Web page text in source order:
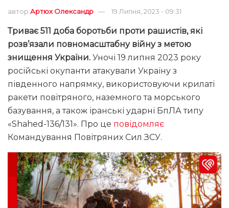
автор Артюх Олександр 19 Липня, 2023 - 09:31
Триває 511 доба боротьби проти рашистів, які
розв’язали повномасштабну війну з метою
знищення України. Уночі 19 липня 2023 року
російські окупанти атакували Україну з
південного напрямку, використовуючи крилаті
ракети повітряного, наземного та морського
базування, а також іранські ударні БпЛА типу
«Shahed-136/131». Про це повідомляє
Командування Повітряних Сил ЗСУ.